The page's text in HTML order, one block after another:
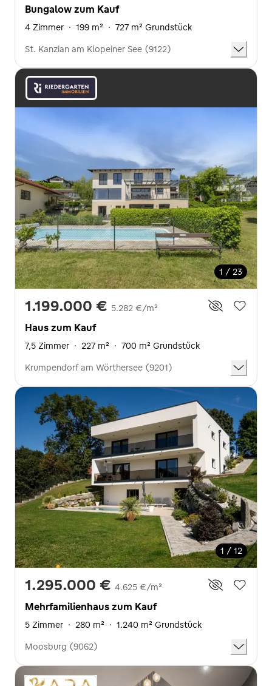
Bungalow zum Kauf
4 Zimmer · 199 m² · 727 m² Grundstück
St. Kanzian am Klopeiner See (9122)
1 / 23
1.199.000 € 5.282 €/m²
Haus zum Kauf
7,5 Zimmer · 227 m² · 700 m² Grundstück
Krumpendorf am Wörthersee (9201)
1 / 12
1.295.000 € 4.625 €/m²
Mehrfamilienhaus zum Kauf
5 Zimmer · 280 m² · 1.240 m² Grundstück
Moosburg (9062)